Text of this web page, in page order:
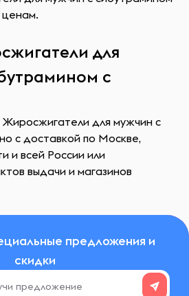
для
с
для мужчин с
с доставкой по Москве,
и всей России или
выдачи и магазинов
предложения и
скидки